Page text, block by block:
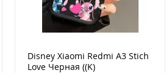
Disney Xiaomi Redmi A3 Stich
Love Черная ((K)